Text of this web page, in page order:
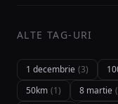
ALTE TAG-URI
1 decembrie (3)
50km (1) 8 martie